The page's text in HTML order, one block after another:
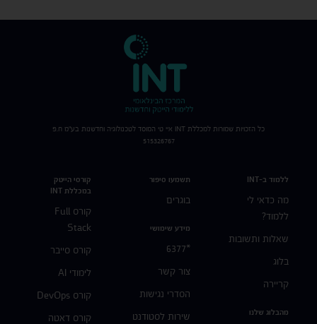
ללמוד ב-INT
מה כדאי לי
ללמוד?
שאלות ותשובות
בלוג
קריירה
מהבלוג שלנו
תשמעו סיפור
בוגרים
מידע שימושי
*6377
צור קשר
הסדרי נגישות
שירות לסטודנט
קורסי הייטק
במכללת INT
קורס Full
Stack
קורס סייבר
לימודי AI
קורס DevOps
קורס דאטה
כל הזכויות שמורות למכללת INT איי טי המוסד לטכנולוגיה וחדשנות בע"מ ח.פ
515326767